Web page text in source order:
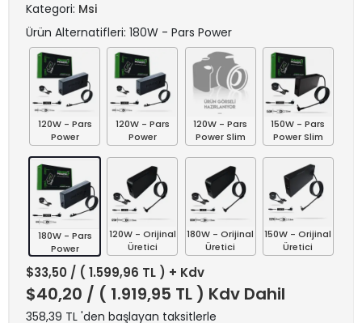
Kategori: Msi
Ürün Alternatifleri: 180W - Pars Power
120W - Pars
Power
120W - Pars
Power
120W - Pars
Power Slim
150W - Pars
Power Slim
180W - Pars
Power
120W - Orijinal
Üretici
180W - Orijinal
Üretici
150W - Orijinal
Üretici
$33,50 / ( 1.599,96 TL ) + Kdv
$40,20 / ( 1.919,95 TL ) Kdv Dahil
358,39 TL 'den başlayan taksitlerle